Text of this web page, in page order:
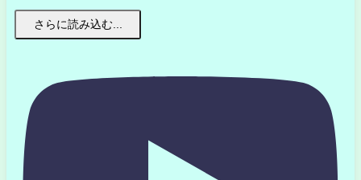
さらに読み込む...